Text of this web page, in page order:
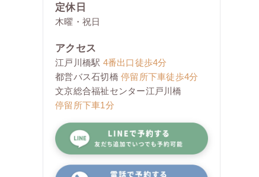
定休日
木曜・祝日
アクセス
江戸川橋駅 4番出口徒歩4分
都営バス石切橋 停留所下車徒歩4分
文京総合福祉センター江戸川橋
停留所下車1分